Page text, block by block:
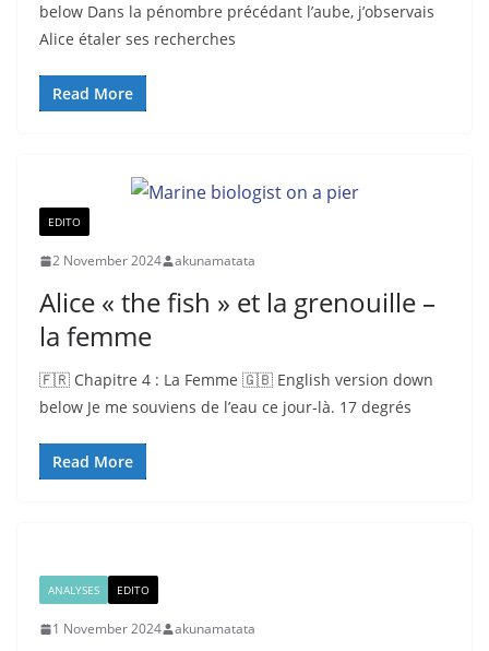
below Dans la pénombre précédant l’aube, j’observais
Alice étaler ses recherches
Read More
EDITO
2 November 2024 akunamatata
Alice « the fish » et la grenouille –
la femme
🇫🇷 Chapitre 4 : La Femme 🇬🇧 English version down
below Je me souviens de l’eau ce jour-là. 17 degrés
Read More
ANALYSES EDITO
1 November 2024 akunamatata